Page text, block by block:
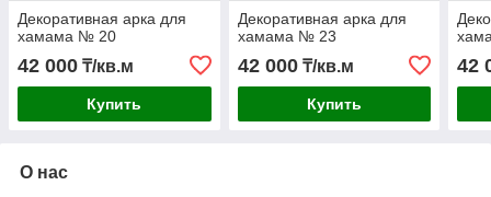
Декоративная арка для
хамама № 20
42 000 ₸/кв.м
Купить
Декоративная арка для
хамама № 23
42 000₸/кв.м
Купить
42
О нас